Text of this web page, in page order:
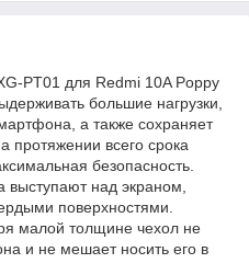
PT01 для Redmi 10A Poppy
большие нагрузки,
а также сохраняет
протяжении всего срока
безопасность.
выступают над экраном,
поверхностями.
малой толщине чехол не
и не мешает носить его в